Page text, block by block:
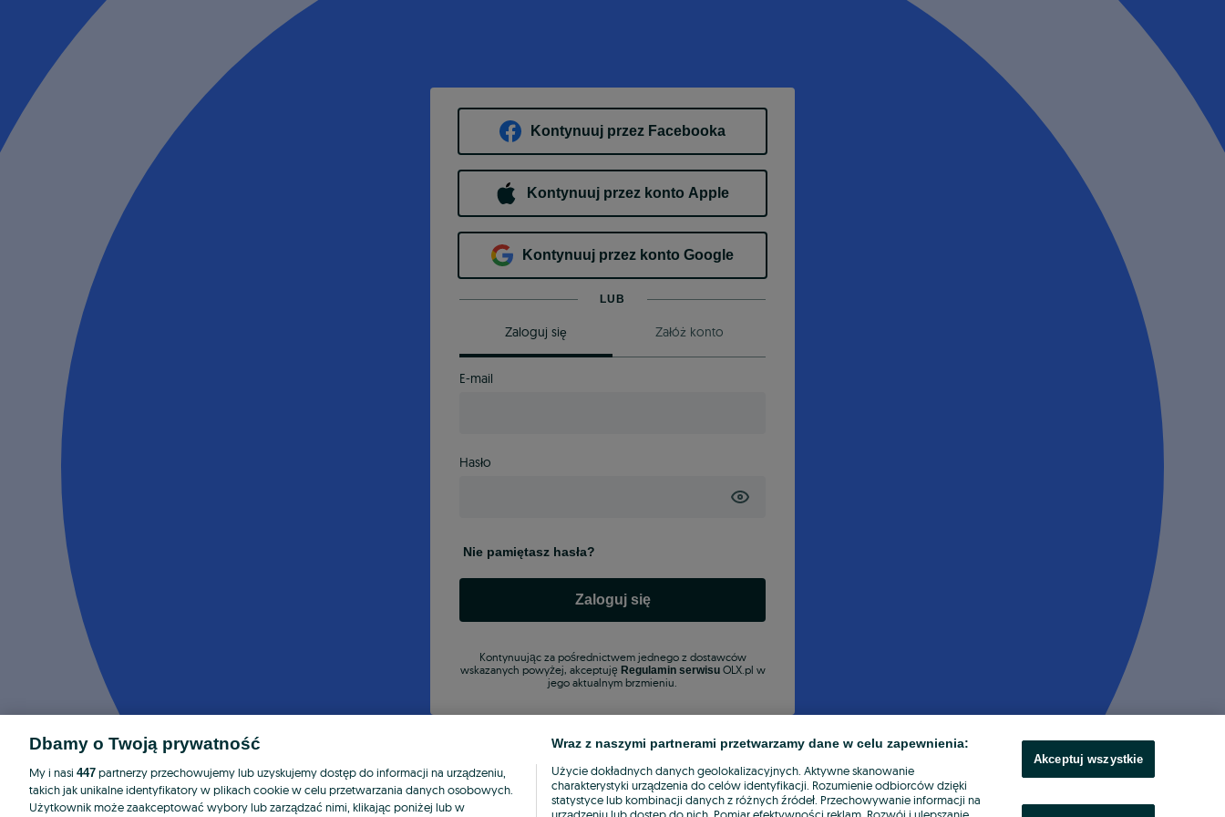
Kontynuuj przez Facebooka
Kontynuuj przez konto Apple
Kontynuuj przez konto Google
LUB
Zaloguj się Załóż konto
E-mail
Hasło
Nie pamiętasz hasła?
Zaloguj się
Kontynuując za pośrednictwem jednego z dostawców
wskazanych powyżej, akceptuję Regulamin serwisuOLX.pl w
jego aktualnym brzmieniu.
Dbamy o Twoją prywatność
My i nasi 447 partnerzy przechowujemy lub uzyskujemy dostęp do informacji na urządzeniu,
takich jak unikalne identyfikatory w plikach cookie w celu przetwarzania danych osobowych.
Użytkownik może zaakceptować wybory lub zarządzać nimi, klikając poniżej lub w
Wraz z naszymi partnerami przetwarzamy dane w celu zapewnienia:
Użycie dokładnych danych geolokalizacyjnych. Aktywne skanowanie
charakterystyki urządzenia do celów identyfikacji. Rozumienie odbiorców dzięki
statystyce lub kombinacji danych z różnych źródeł. Przechowywanie informacji na
Akceptuj wszystkie